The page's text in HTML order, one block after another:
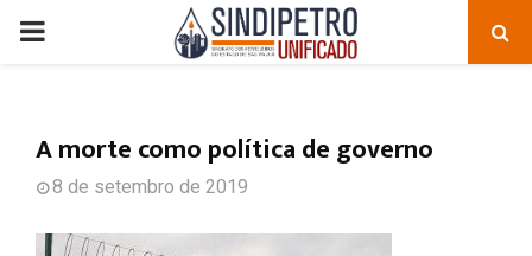
PRIMARY
A morte como política de governo
8 de setembro de 2019